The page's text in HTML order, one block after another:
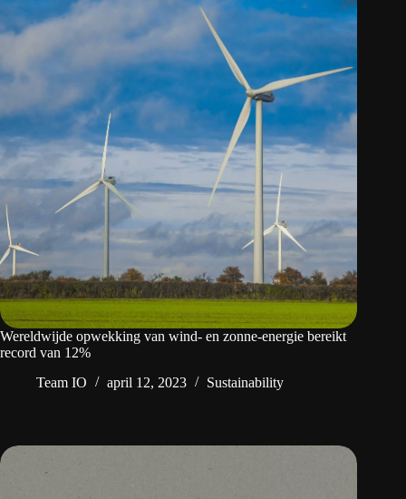
Wereldwijde opwekking van wind- en zonne-energie bereikt
record van 12%
Team IO
april 12, 2023 Sustainability